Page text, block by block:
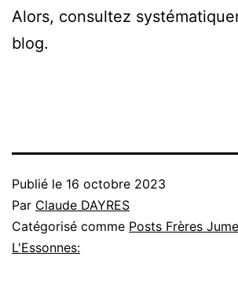
Alors, consultez
blog.
Publié le 16 octobre 2023
Par Claude DAYRES
Catégorisé comme Posts Frères
L'Essonnes: